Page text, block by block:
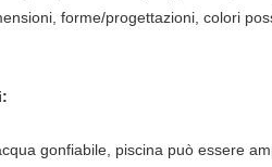
forme/progettazioni, colori
gonfiabile, piscina può essere